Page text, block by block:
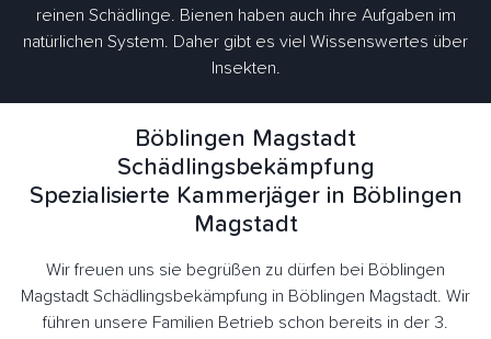
reinen Schädlinge. Bienen haben auch ihre Aufgaben im
natürlichen System. Daher gibt es viel Wissenswertes über
Insekten.
Böblingen Magstadt
Schädlingsbekämpfung
Spezialisierte Kammerjäger in Böblingen
Magstadt
Wir freuen uns sie begrüßen zu dürfen bei Böblingen
Magstadt Schädlingsbekämpfung in Böblingen Magstadt. Wir
führen unsere Familien Betrieb schon bereits in der 3.